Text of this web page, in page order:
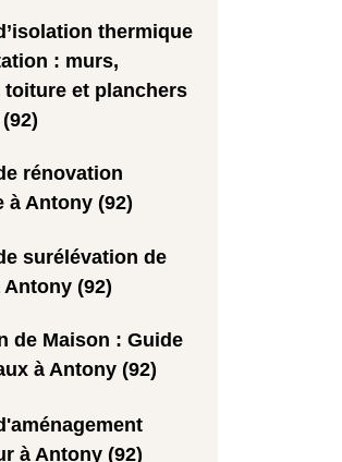
thermique
: murs,
toiture et planchers
rénovation
à Antony (92)
surélévation de
(92)
de Maison : Guide
à Antony (92)
à Antony (92)